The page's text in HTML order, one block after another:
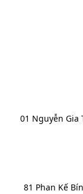
01 Nguyễn Gia
81 Phan Kế